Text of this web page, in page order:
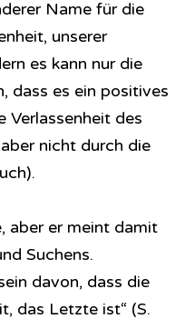
Name für die
unserer
es kann nur die
dass es ein positives
des
nicht durch die
aber er meint damit
Suchens.
davon, dass die
das Letzte ist“ (S.